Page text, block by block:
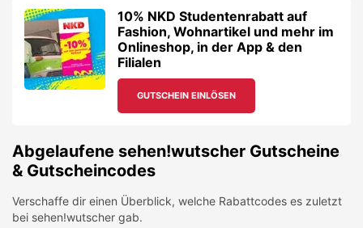
10% NKD Studentenrabatt auf
Fashion, Wohnartikel und mehr im
Onlineshop, in der App & den
Filialen
GUTSCHEIN EINLÖSEN
Abgelaufene sehen!wutscher Gutscheine
& Gutscheincodes
Verschaffe dir einen Überblick, welche Rabattcodes es zuletzt
bei sehen!wutscher gab.